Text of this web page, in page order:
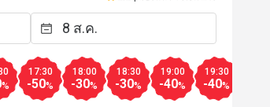
%
17:30
-50%
18:00
-30%
18:30
-30%
19:00
-40%
19:30
-40%